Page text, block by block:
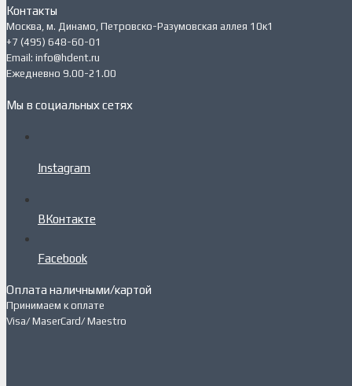
Контакты
Москва, м. Динамо, Петровско-Разумовская аллея 10к1
+7 (495) 648-60-01
Email: info@hdent.ru
Ежедневно 9.00-21.00
Мы в социальных сетях
Instagram
ВКонтакте
Facebook
Оплата наличными/картой
Принимаем к оплате
Visa/ MaserCard/ Maestro